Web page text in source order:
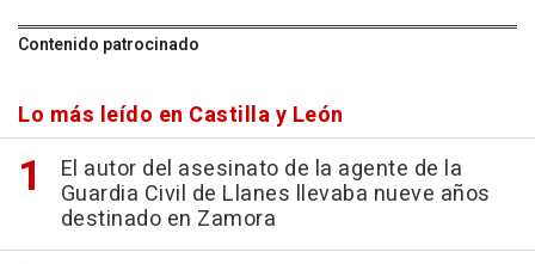
Contenido patrocinado
Lo más leído en Castilla y León
El autor del asesinato de la agente de la
Guardia Civil de Llanes llevaba nueve años
destinado en Zamora